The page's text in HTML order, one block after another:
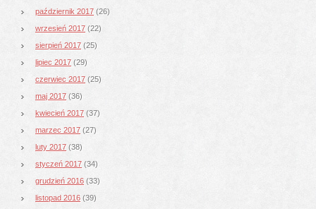
październik 2017 (26)
wrzesień 2017 (22)
sierpień 2017 (25)
lipiec 2017 (29)
czerwiec 2017 (25)
maj 2017 (36)
kwiecień 2017 (37)
marzec 2017 (27)
luty 2017 (38)
styczeń 2017 (34)
grudzień 2016 (33)
listopad 2016 (39)